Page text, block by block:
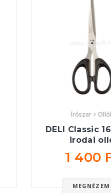
Írószer >
DELI Classic
irodai
1 400
MEGNÉZEM